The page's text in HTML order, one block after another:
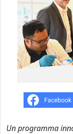
Un programma